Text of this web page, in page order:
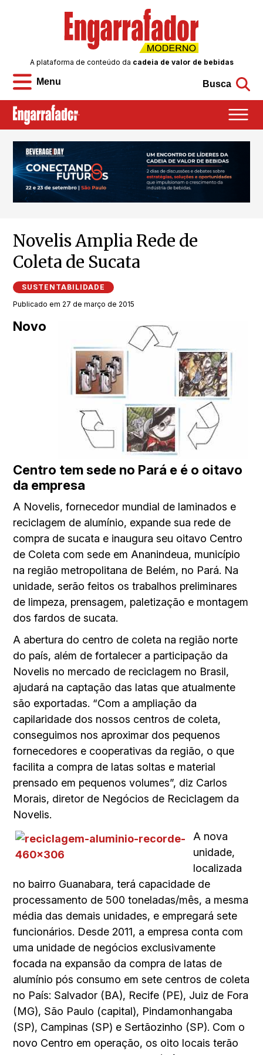
Menu
A plataforma de conteúdo da cadeia de valor de bebidas
Busca
Novelis Amplia Rede de
Coleta de Sucata
SUSTENTABILIDADE
Publicado em 27 de março de 2015
Novo
Centro tem sede no Pará e é o oitavo
da empresa
A Novelis, fornecedor mundial de laminados e
reciclagem de alumínio, expande sua rede de
compra de sucata e inaugura seu oitavo Centro
de Coleta com sede em Ananindeua, município
na região metropolitana de Belém, no Pará. Na
unidade, serão feitos os trabalhos preliminares
de limpeza, prensagem, paletização e montagem
dos fardos de sucata.
A abertura do centro de coleta na região norte
do país, além de fortalecer a participação da
Novelis no mercado de reciclagem no Brasil,
ajudará na captação das latas que atualmente
são exportadas. “Com a ampliação da
capilaridade dos nossos centros de coleta,
conseguimos nos aproximar dos pequenos
fornecedores e cooperativas da região, o que
facilita a compra de latas soltas e material
prensado em pequenos volumes”, diz Carlos
Morais, diretor de Negócios de Reciclagem da
Novelis.
A nova
unidade,
localizada
no bairro Guanabara, terá capacidade de
processamento de 500 toneladas/mês, a mesma
média das demais unidades, e empregará sete
funcionários. Desde 2011, a empresa conta com
uma unidade de negócios exclusivamente
focada na expansão da compra de latas de
alumínio pós consumo em sete centros de coleta
no País: Salvador (BA), Recife (PE), Juiz de Fora
(MG), São Paulo (capital), Pindamonhangaba
(SP), Campinas (SP) e Sertãozinho (SP). Com o
novo Centro em operação, os oito locais terão